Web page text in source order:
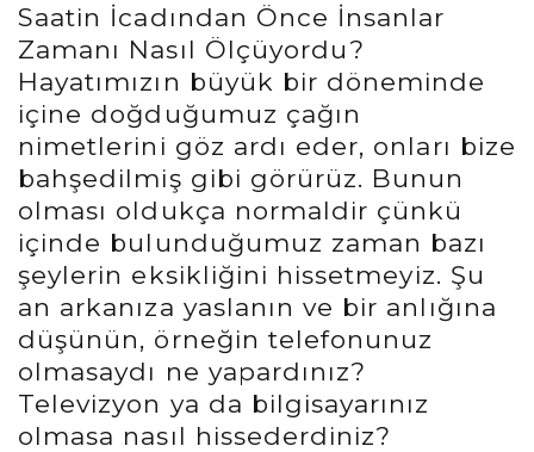
Saatin İcadından Önce İnsanlar
Zamanı Nasıl Ölçüyordu?
Hayatımızın büyük bir döneminde
içine doğduğumuz çağın
nimetlerini göz ardı eder, onları bize
bahşedilmiş gibi görürüz. Bunun
olması oldukça normaldir çünkü
içinde bulunduğumuz zaman bazı
şeylerin eksikliğini hissetmeyiz. Şu
an arkanıza yaslanın ve bir anlığına
düşünün, örneğin telefonunuz
olmasaydı ne yapardınız?
Televizyon ya da bilgisayarınız
olmasa nasıl hissederdiniz?